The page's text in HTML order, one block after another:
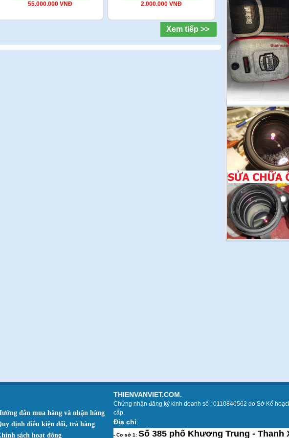
55.000.000 VNĐ 2.000.000 VNĐ
Xem tiếp >>
dẫn mua hàng và nhận hàng
định điều kiện đổi, trả hàng
sách hoạt động
THIENVANVIET.COM.
Chứng nhận đăng ký kinh doanh số : 0110840562 do Sở Kế
cấp.
Địa chỉ:
- Cơ sở 1: Số 385 phố Khương Trung - Thanh